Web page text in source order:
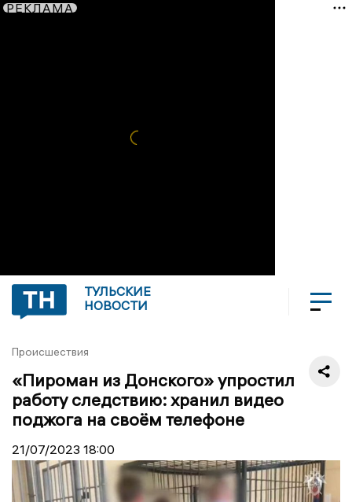
РЕКЛАМА
ТУЛЬСКИЕ
НОВОСТИ
Происшествия
«Пироман из Донского» упростил
работу следствию: хранил видео
поджога на своём телефоне
21/07/2023 18:00